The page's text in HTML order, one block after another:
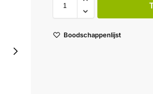
Boodschappenlijst